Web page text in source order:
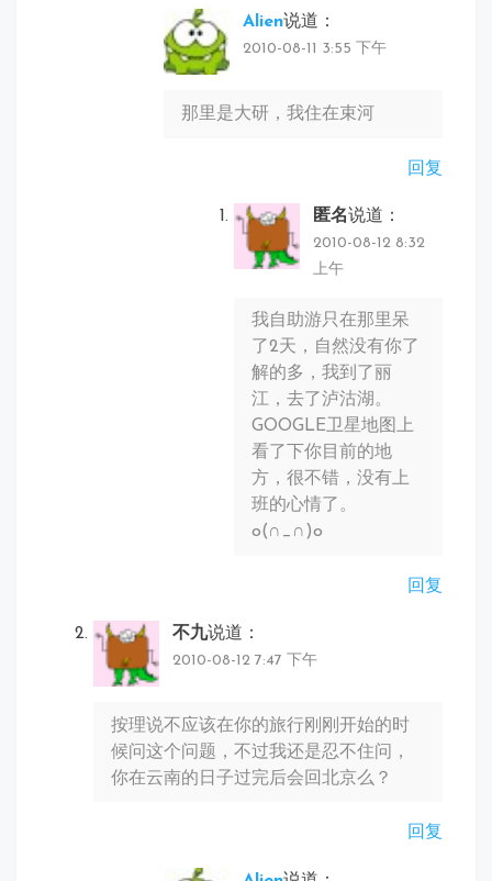
Alien说道：
2010-08-11 3:55 下午
那里是大研，我住在束河
回复
匿名说道：
2010-08-12 8:32
上午
我自助游只在那里呆
了2天，自然没有你了
解的多，我到了丽
江，去了泸沽湖。
GOOGLE卫星地图上
看了下你目前的地
方，很不错，没有上
班的心情了。
o(∩_∩)o
回复
不九说道：
2010-08-12 7:47 下午
按理说不应该在你的旅行刚刚开始的时
候问这个问题，不过我还是忍不住问，
你在云南的日子过完后会回北京么？
回复